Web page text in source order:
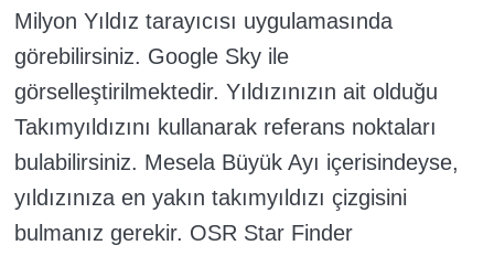
Milyon Yıldız tarayıcısı uygulamasında
görebilirsiniz. Google Sky ile
görselleştirilmektedir. Yıldızınızın ait olduğu
Takımyıldızını kullanarak referans noktaları
bulabilirsiniz. Mesela Büyük Ayı içerisindeyse,
yıldızınıza en yakın takımyıldızı çizgisini
bulmanız gerekir. OSR Star Finder